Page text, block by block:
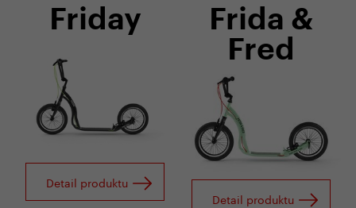
Friday
Detail produktu
Frida &
Fred
Detail produktu